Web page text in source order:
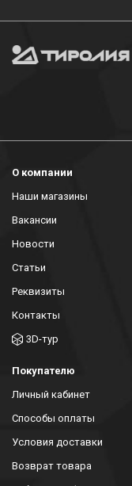
О компании
Наши магазины
Вакансии
Новости
Статьи
Реквизиты
Контакты
3D-тур
Покупателю
Личный кабинет
Способы оплаты
Условия доставки
Возврат товара